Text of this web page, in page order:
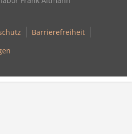
Barrierefreiheit